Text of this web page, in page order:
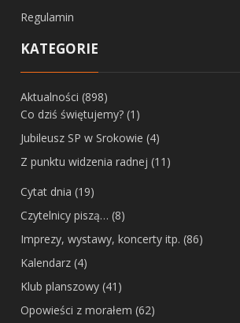
Regulamin
KATEGORIE
Aktualności (898)
Co dziś świętujemy?(1)
Jubileusz SP w Srokowie (4)
Z punktu widzenia radnej (11)
Cytat dnia (19)
Czytelnicy piszą… (8)
Imprezy, wystawy, koncerty itp. (86)
Kalendarz(4)
Klub planszowy(41)
Opowieści z morałem (62)